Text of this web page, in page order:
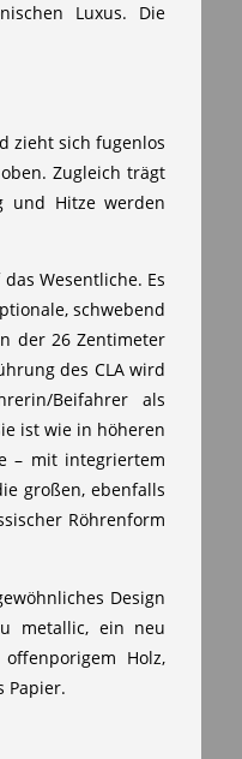
Luxus. Die
zieht sich fugenlos
Zugleich trägt
und Hitze werden
Wesentliche. Es
schwebend
der 26 Zentimeter
des CLA wird
Beifahrer als
ist wie in höheren
– mit integriertem
großen, ebenfalls
Röhrenform
Design
metallic, ein neu
Holz,
Papier.